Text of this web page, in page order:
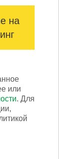
на
или
. Для